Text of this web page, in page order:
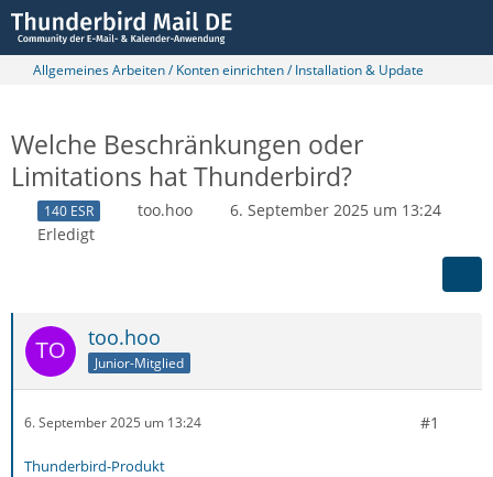
Allgemeines Arbeiten / Konten einrichten / Installation & Update
Welche Beschränkungen oder
Limitations hat Thunderbird?
140 ESR too.hoo
6. September 2025 um 13:24
Erledigt
too.hoo
Junior-Mitglied
6. September 2025 um 13:24 #1
Thunderbird-Produkt